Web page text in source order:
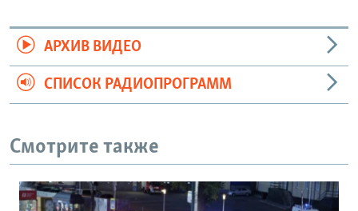
АРХИВ ВИДЕО
СПИСОК РАДИОПРОГРАММ
Смотрите также